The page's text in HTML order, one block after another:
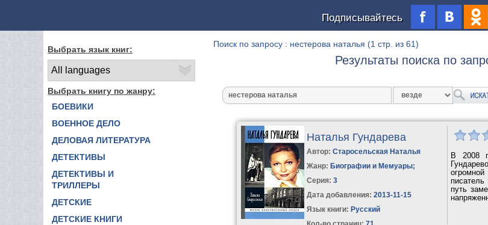
Подписывайтесь
Выбрать язык книг:
Выбрать книгу по жанру:
БОЕВИКИ
ВОЕННОЕ ДЕЛО
ДЕЛОВАЯ ЛИТЕРАТУРА
ДЕТЕКТИВЫ
ДЕТЕКТИВЫ И
ТРИЛЛЕРЫ
ДЕТСКИЕ
ДЕТСКИЕ КНИГИ
Поиск по запросу : нестерова наталья (1 стр. из 61)
Результаты поиска по
Наталья Гундарева
Автор:Старосельская Наталья
Жанр: Биографии и Мемуары;
Серия:3
Дата добавления: 2013-11-15
Язык книги: Русский
В 2008
путь